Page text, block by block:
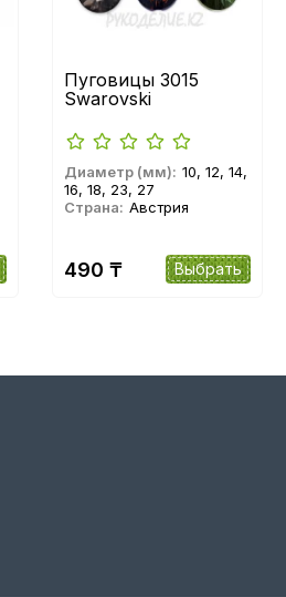
Пуговицы 3015
Swarovski
Диаметр (мм): 10, 12, 14,
16, 18, 23, 27
Страна: Австрия
490 ₸ Выбрать